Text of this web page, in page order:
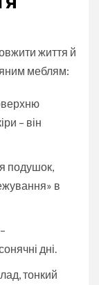
життя й
меблям:
– він
подушок,
в
дні.
тонкий